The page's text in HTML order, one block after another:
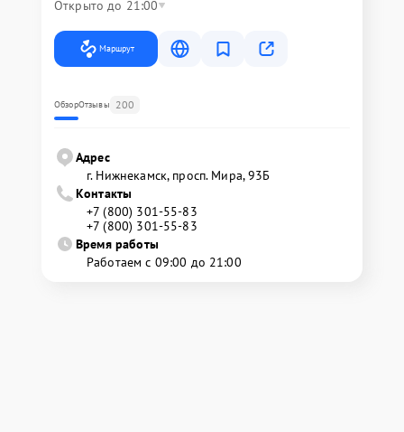
Открыто до 21:00
Маршрут
ОбзорОтзывы 200
Адрес
г. Нижнекамск, просп. Мира, 93Б
Контакты
+7 (800) 301-55-83
+7 (800) 301-55-83
Время работы
Работаем с 09:00 до 21:00